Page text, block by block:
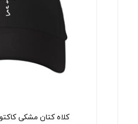
کلاه کتان مشکی